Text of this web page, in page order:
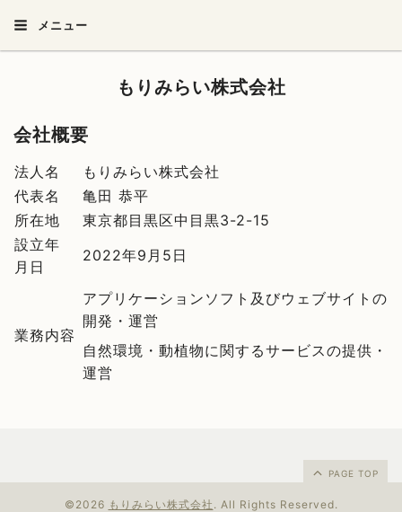
メニュー
もりみらい株式会社
会社概要
法人名
もりみらい株式会社
代表名
亀田 恭平
所在地
東京都目黒区中目黒3-2-15
設立年
月日
2022年9月5日
業務内容
アプリケーションソフト及びウェブサイトの
開発・運営
自然環境・動植物に関するサービスの提供・
運営
PAGE TOP
©2026 もりみらい株式会社 . All Rights Reserved.